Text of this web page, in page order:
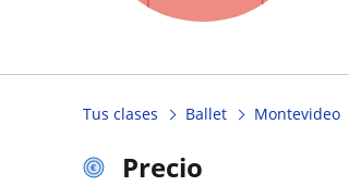
Tus clases Ballet Montevideo
Precio